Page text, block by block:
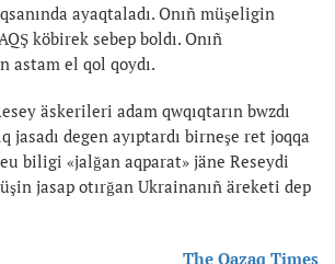
ayaqtaladı. Onıñ müşeligin
köbirek sebep boldı. Onıñ
astam el qol qoydı.
äskerileri adam qwqıqtarın bwzdı
jasadı degen ayıptardı birneşe ret joqqa
biligi «jalğan aqparat» jäne Reseydi
jasap otırğan Ukrainanıñ äreketi dep
The Qazaq Times